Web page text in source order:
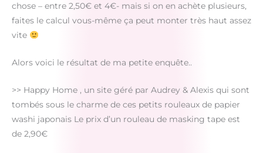
chose – entre 2,50€ et 4€- mais si on en achète plusieurs,
faites le calcul vous-même ça peut monter très haut assez
vite
Alors voici le résultat de ma petite enquête..
>> Happy Home , un site géré par Audrey & Alexis qui sont
tombés sous le charme de ces petits rouleaux de papier
washi japonais Le prix d’un rouleau de masking tape est
de 2,90€